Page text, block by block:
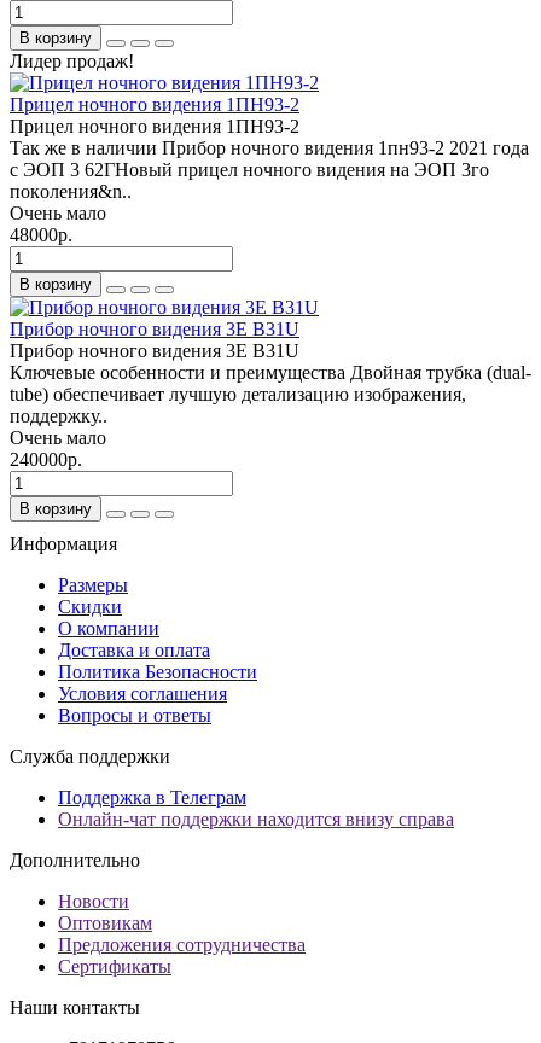
В корзину
Лидер продаж!
Прицел ночного видения 1ПН93-2
Прицел ночного видения 1ПН93-2
Так же в наличии Прибор ночного видения 1пн93-2 2021 года
с ЭОП 3 62ГHoвый пpицел ночногo видeния на ЭОП 3го
покoления&n..
Очень мало
48000р.
В корзину
Прибор ночного видения 3E B31U
Прибор ночного видения 3E B31U
Ключевые особенности и преимущества Двойная трубка (dual-
tube) обеспечивает лучшую детализацию изображения,
поддержку..
Очень мало
240000р.
В корзину
Информация
Размеры
Скидки
О компании
Доставка и оплата
Политика Безопасности
Условия соглашения
Вопросы и ответы
Служба поддержки
Поддержка в Телеграм
Онлайн-чат поддержки находится внизу справа
Дополнительно
Новости
Оптовикам
Предложения сотрудничества
Сертификаты
Наши контакты